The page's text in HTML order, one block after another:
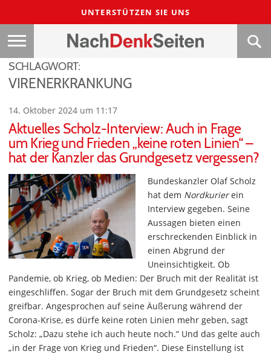
UNTERSTÜTZEN SIE UNS
SCHLAGWORT:
VIRENERKRANKUNG
14. Oktober 2024 um 11:17
Aktuelles Scholz-Interview: Auch in Frage
um Krieg und Frieden „keine roten Linien“ –
hat der Kanzler das Grundgesetz vergessen?
Bundeskanzler Olaf Scholz
hat dem Nordkurierein
Interview gegeben. Seine
Aussagen bieten einen
erschreckenden Einblick in
einen Abgrund der
Uneinsichtigkeit. Ob
Pandemie, ob Krieg, ob Medien: Der Bruch mit der Realität ist
eingeschliffen. Sogar der Bruch mit dem Grundgesetz scheint
greifbar. Angesprochen auf seine Äußerung während der
Corona-Krise, es dürfe keine roten Linien mehr geben, sagt
Scholz: „Dazu stehe ich auch heute noch.“ Und das gelte auch
„in der Frage von Krieg und Frieden“. Diese Einstellung ist